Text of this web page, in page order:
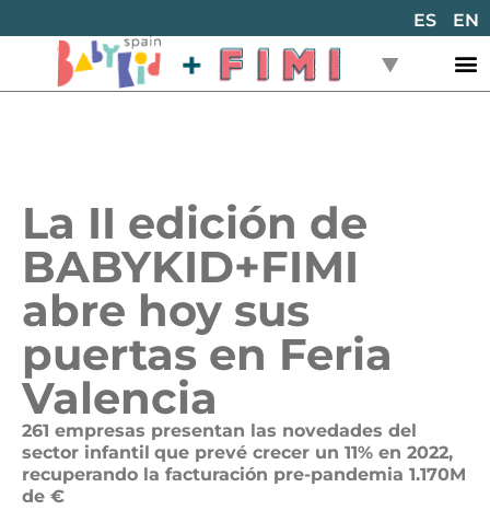
ES EN
La II edición de
BABYKID+FIMI
abre hoy sus
puertas en Feria
Valencia
261 empresas presentan las novedades del
sector infantil que prevé crecer un 11% en 2022,
recuperando la facturación pre-pandemia 1.170M
de €